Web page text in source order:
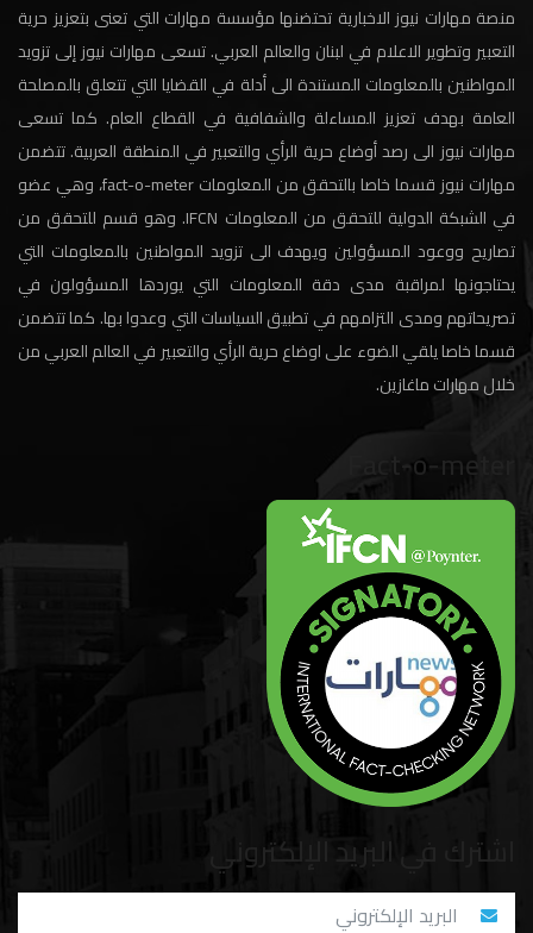
منصة مهارات نيوز الاخبارية تحتضنها مؤسسة مهارات التي تعنى بتعزيز حرية
التعبير وتطوير الاعلام في لبنان والعالم العربي. تسعى مهارات نيوز إلى تزويد
المواطنين بالمعلومات المستندة الى أدلة في القضايا التي تتعلق بالمصلحة
العامة بهدف تعزيز المساءلة والشفافية في القطاع العام. كما تسعى
مهارات نيوز الى رصد أوضاع حرية الرأي والتعبير في المنطقة العربية. تتضمن
مهارات نيوز قسما خاصا بالتحقق من المعلومات fact-o-meter، وهي عضو
في الشبكة الدولية للتحقق من المعلومات IFCN. وهو قسم للتحقق من
تصاريح ووعود المسؤولين ويهدف الى تزويد المواطنين بالمعلومات التي
يحتاجونها لمراقبة مدى دقة المعلومات التي يوردها المسؤولون في
تصريحاتهم ومدى التزامهم في تطبيق السياسات التي وعدوا بها. كما تتضمن
قسما خاصا يلقي الضوء على اوضاع حرية الرأي والتعبير في العالم العربي من
خلال مهارات ماغازين.
Fact-o-meter
اشترك في البريد الإلكتروني